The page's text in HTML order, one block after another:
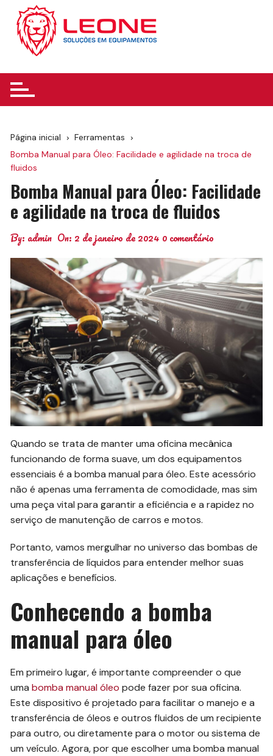
para
conteúdo
Página inicial
Ferramentas
Bomba Manual para Óleo: Facilidade e agilidade na troca de
fluidos
Bomba Manual para Óleo: Facilidade
e agilidade na troca de fluidos
By: admin On: 2 de janeiro de 2024 0 comentário
Quando se trata de manter uma oficina mecânica
funcionando de forma suave, um dos equipamentos
essenciais é a bomba manual para óleo. Este acessório
não é apenas uma ferramenta de comodidade, mas sim
uma peça vital para garantir a eficiência e a rapidez no
serviço de manutenção de carros e motos.
Portanto, vamos mergulhar no universo das bombas de
transferência de líquidos para entender melhor suas
aplicações e benefícios.
Conhecendo a bomba
manual para óleo
Em primeiro lugar, é importante compreender o que
umabomba manual óleo pode fazer por sua oficina.
Este dispositivo é projetado para facilitar o manejo e a
transferência de óleos e outros fluidos de um recipiente
para outro, ou diretamente para o motor ou sistema de
um veículo. Agora, por que escolher uma bomba manual